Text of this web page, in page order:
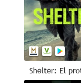
Shelter: El